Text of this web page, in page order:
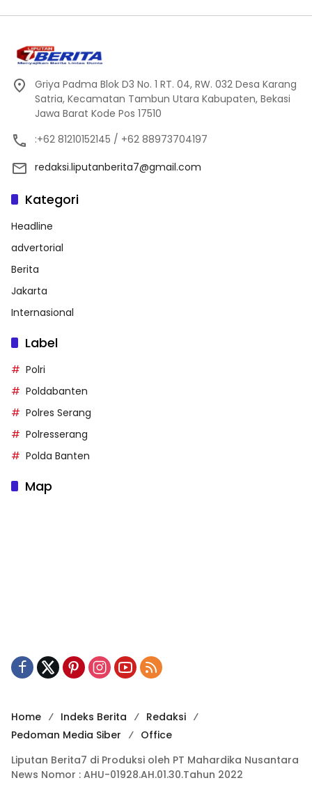
Griya Padma Blok D3 No. 1 RT. 04, RW. 032 Desa Karang
Satria, Kecamatan Tambun Utara Kabupaten, Bekasi
Jawa Barat Kode Pos 17510
:+62 81210152145 / +62 88973704197
redaksi.liputanberita7@gmail.com
Kategori
Headline
advertorial
Berita
Jakarta
Internasional
Label
Polri
Poldabanten
Polres Serang
Polresserang
Polda Banten
Map
Home Indeks Berita
Redaksi
Pedoman Media Siber
Office
Liputan Berita7 di Produksi oleh PT Mahardika Nusantara
News Nomor : AHU-01928.AH.01.30.Tahun 2022